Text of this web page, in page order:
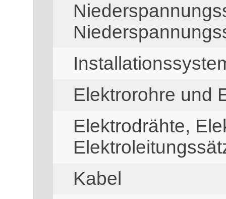
Elektrorohre und
Elektrodrähte,
Kabel